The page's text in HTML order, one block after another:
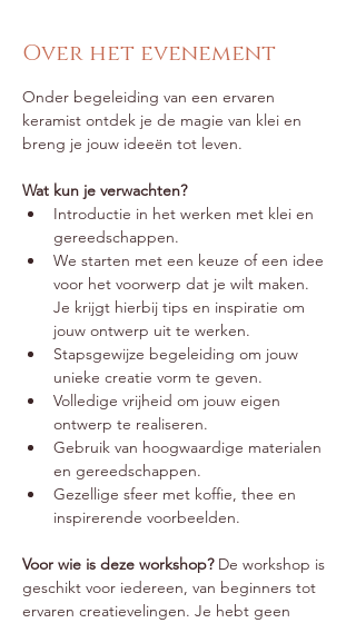
Over het evenement
Onder begeleiding van een ervaren
keramist ontdek je de magie van klei en
breng je jouw ideeën tot leven.
Wat kun je verwachten?
Introductie in het werken met klei en
gereedschappen.
We starten met een keuze of een idee
voor het voorwerp dat je wilt maken.
Je krijgt hierbij tips en inspiratie om
jouw ontwerp uit te werken.
Stapsgewijze begeleiding om jouw
unieke creatie vorm te geven.
Volledige vrijheid om jouw eigen
ontwerp te realiseren.
Gebruik van hoogwaardige materialen
en gereedschappen.
Gezellige sfeer met koffie, thee en
inspirerende voorbeelden.
Voor wie is deze workshop? De workshop is
geschikt voor iedereen, van beginners tot
ervaren creatievelingen. Je hebt geen